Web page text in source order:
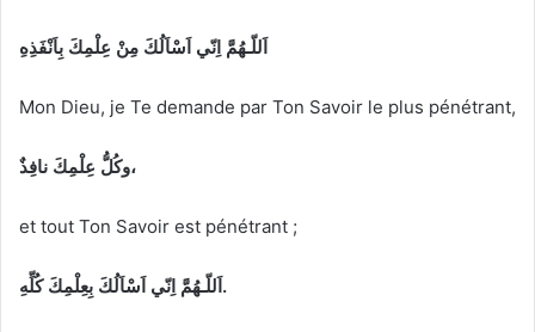
اَللّـهُمَّ اِنّي اَسْاَلُكَ مِنْ عِلْمِكَ بِاَنْفَذِهِ
Mon Dieu, je Te demande par Ton Savoir le plus pénétrant,
وكُلُّ عِلْمِكَ نافِذٌ،
et tout Ton Savoir est pénétrant ;
اَللّـهُمَّ اِنّي اَسْاَلُكَ بِعِلْمِكَ كُلِّهِ.